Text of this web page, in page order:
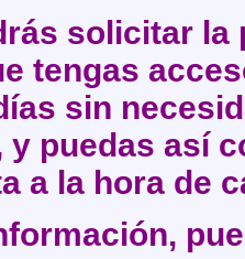
solicitar
tengas
sin
y puedas así
a la hora de